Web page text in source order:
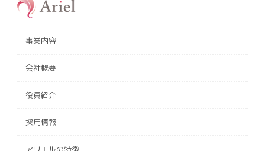
事業内容
会社概要
役員紹介
採用情報